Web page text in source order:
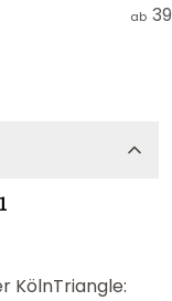
ab
KölnTriangle: